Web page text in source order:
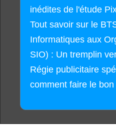
inédites de l'étude
Tout savoir sur le
Informatiques aux
SIO) : Un tremplin
Régie publicitaire
comment faire le